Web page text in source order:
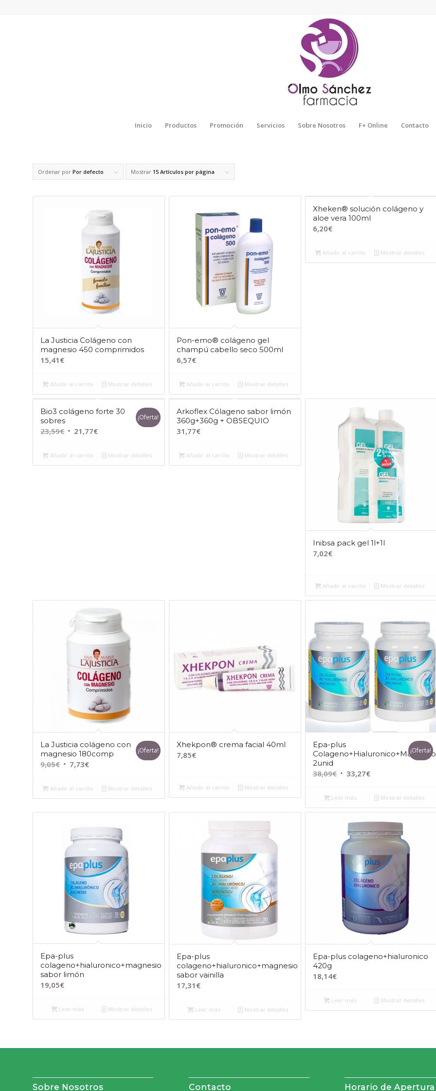
Inicio Productos Promoción Servicios Sobre Nosotros F+ Online Contacto
Ordenar por Por defecto Mostrar 15 Artículos por página
La Justicia Colágeno con
magnesio 450 comprimidos
15,41 €
Añadir al carrito Mostrar detalles
Pon-emo® colágeno gel
champú cabello seco 500ml
6,57€
Añadir al carrito Mostrar detalles
Xheken® solución colágeno y
aloe vera 100ml
6,20€
Añadir al carrito Mostrar detalles
Bio3 colágeno forte 30
sobres
23,59€ El
original
era:
21,77€El
actual
es:
¡Oferta!
Añadir al carrito Mostrar detalles
Arkoflex Cólageno sabor limón
360g+360g + OBSEQUIO
31,77€
Añadir al carrito Mostrar detalles
Inibsa pack gel 1l+1l
7,02€
Añadir al carrito Mostrar detalles
La Justicia colágeno con
magnesio 180comp
9,05€ El
original
era:
9,05€.
7,73€El
actual
es:
7,73€.
¡Oferta!
Añadir al carrito Mostrar detalles
Xhekpon® crema facial 40ml
7,85€
Añadir al carrito Mostrar detalles
Epa-plus
Colageno+Hialuronico+Magnesio
2unid
38,09€ El
original
era:
38,09€.
33,27€El
actual
es:
33,27€.
¡Oferta!
Leer más Mostrar detalles
Epa-plus
colageno+hialuronico+magnesio
sabor limón
19,05€
Leer más Mostrar detalles
Epa-plus
colageno+hialuronico+magnesio
sabor vainilla
17,31 €
Leer más Mostrar detalles
Epa-plus colageno+hialuronico
420g
18,14€
Leer más Mostrar detalles
Sobre Nosotros Contacto Horario de Apertura